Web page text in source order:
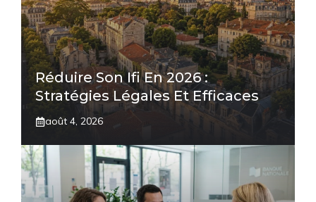
Réduire Son Ifi En 2026 :
Stratégies Légales Et Efficaces
août 4, 2026